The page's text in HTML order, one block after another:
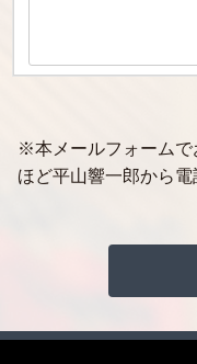
※本メールフォームで
ほど平山響一郎から